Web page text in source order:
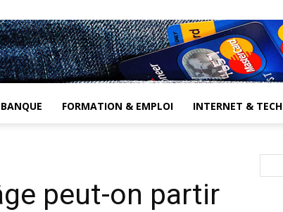
FORMATION & EMPLOI INTERNET & TECH
peut-on partir